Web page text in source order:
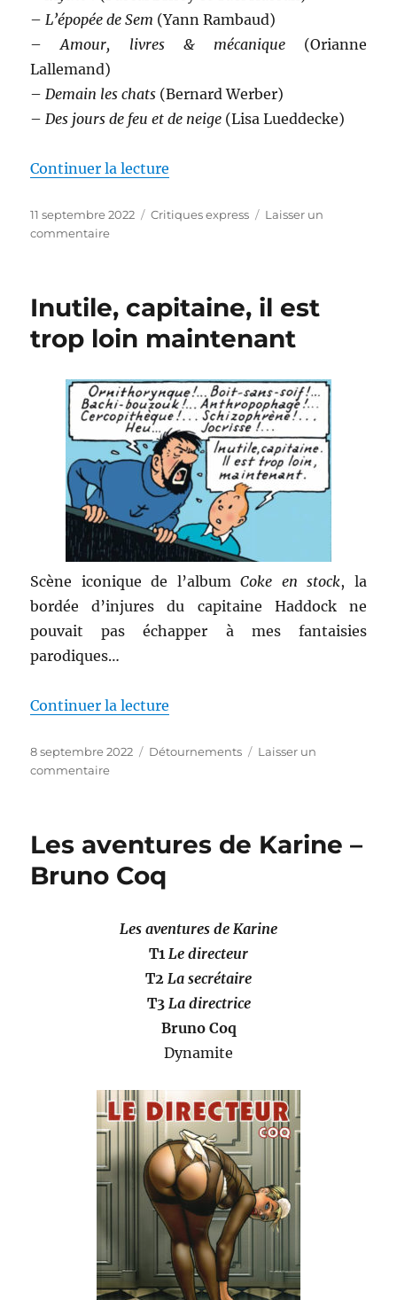
–L’épopée de Sem (Yann Rambaud)
–Amour, livres & mécanique(Orianne
Lallemand)
–Demain les chats (Bernard Werber)
–Des jours de feu et de neige (Lisa Lueddecke)
Continuer la lecture
Publié
le
11 septembre 2022 Catégories
Critiques express
Laisser un
commentairesur
Soldes
d’automne
Inutile, capitaine, il est
trop loin maintenant
Scène iconique de l’albumCoke en stock, la
bordée d’injures du capitaine Haddock ne
pouvait pas échapper à mes fantaisies
parodiques…
Continuer la lecture
Publié
le
8 septembre 2022 Catégories
Détournements
Laisser un
commentairesur
est
loin
Les aventures de Karine –
Bruno Coq
Les aventures de Karine
T1 Le directeur
T2 La secrétaire
T3 La directrice
Bruno Coq
Dynamite